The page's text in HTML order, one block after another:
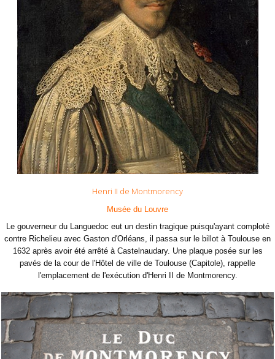
Henri II de Montmorency
Musée du Louvre
Le gouverneur du Languedoc eut un destin tragique puisqu'ayant comploté
contre Richelieu avec Gaston d'Orléans, il passa sur le billot à Toulouse en
1632 après avoir été arrêté à Castelnaudary. Une plaque posée sur les
pavés de la cour de l'Hôtel de ville de Toulouse (Capitole), rappelle
l'emplacement de l'exécution d'Henri II de Montmorency.